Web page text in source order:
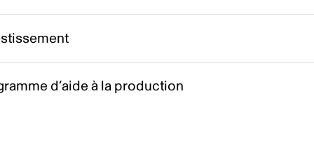
d’aide à la production